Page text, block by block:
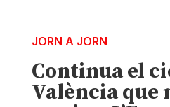
JORN A JORN
Continua el
València que